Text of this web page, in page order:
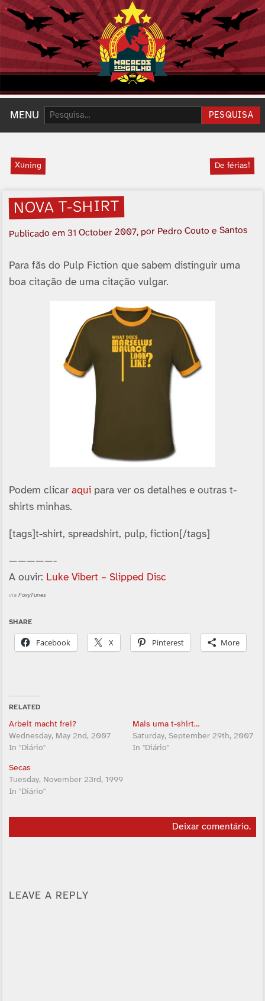
MENU Pesquisar: PESQUISA
Xuning De férias!
NOVA T-SHIRT
Publicado em31 October 2007, por Pedro Couto e Santos
Para fãs do Pulp Fiction que sabem distinguir uma
boa citação de uma citação vulgar.
Podem clicar aquipara ver os detalhes e outras t-
shirts minhas.
[tags]t-shirt, spreadshirt, pulp, fiction[/tags]
—————-
A ouvir: Luke Vibert – Slipped Disc
via FoxyTunes
SHARE
Facebook X Pinterest More
RELATED
Arbeit macht frei?
Wednesday, May 2nd, 2007
In "Diário"
Mais uma t-shirt…
Saturday, September 29th, 2007
In "Diário"
Secas
Tuesday, November 23rd, 1999
In "Diário"
Deixar comentário.
LEAVE A REPLY